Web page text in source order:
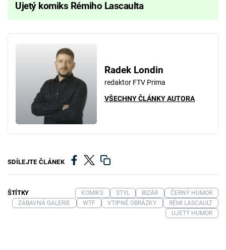
Ujetý komiks Rémiho Lascaulta
Radek Londin
redaktor FTV Prima
VŠECHNY ČLÁNKY AUTORA
SDÍLEJTE ČLÁNEK
ŠTÍTKY KOMIKS STYL BIZÁR
ČERNÝ HUMOR
ZÁBAVNÁ GALERIE
WTF VTIPNÉ OBRÁZKY
RÉMI LASCAULT
UJETÝ HUMOR